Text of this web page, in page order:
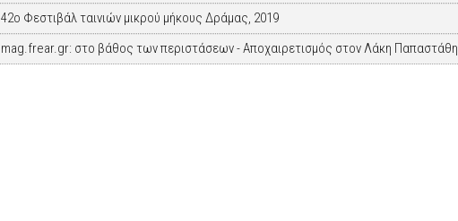
42ο Φεστιβάλ ταινιών μικρού μήκους Δράμας, 2019
mag.frear.gr: στο βάθος των περιστάσεων - Αποχαιρετισμός στον Λάκη Παπαστάθη